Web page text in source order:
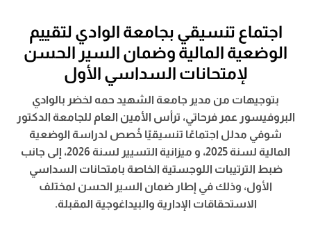
اجتماع تنسيقي بجامعة الوادي لتقييم
الوضعية المالية وضمان السير الحسن
لإمتحانات السداسي الأول
بتوجيهات من مدير جامعة الشهيد حمه لخضر بالوادي
البروفيسور عمر فرحاتي، ترأس الأمين العام للجامعة الدكتور
شوفي مدلل اجتماعًا تنسيقيًا خُصص لدراسة الوضعية
المالية لسنة 2025، و ميزانية التسيير لسنة 2026، إلى جانب
ضبط الترتيبات اللوجستية الخاصة بامتحانات السداسي
الأول، وذلك في إطار ضمان السير الحسن لمختلف
الاستحقاقات الإدارية والبيداغوجية المقبلة.